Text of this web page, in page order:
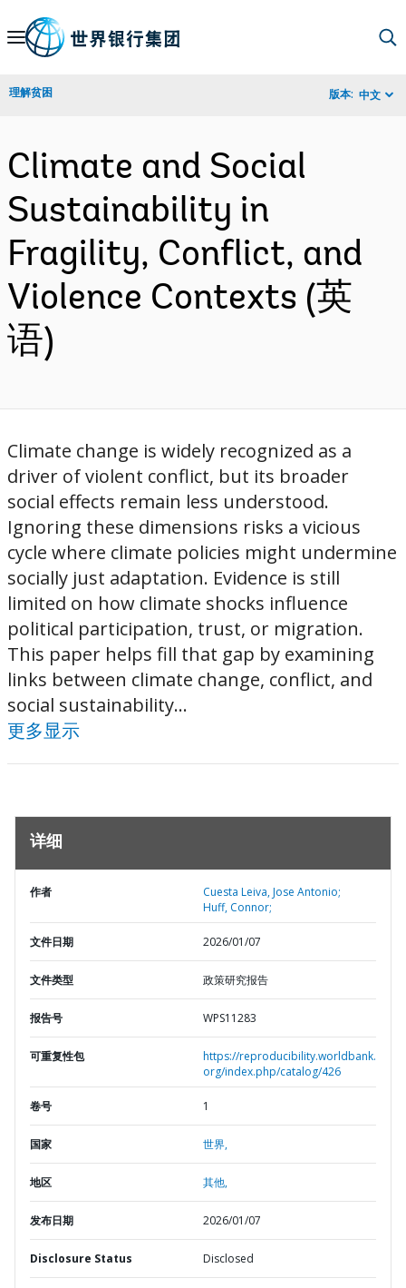
Skip
Navigation
理解贫困 版本: 中文
Climate and Social
Sustainability in
Fragility, Conflict, and
Violence Contexts (英
语)
Climate change is widely recognized as a
driver of violent conflict, but its broader
social effects remain less understood.
Ignoring these dimensions risks a vicious
cycle where climate policies might undermine
socially just adaptation. Evidence is still
limited on how climate shocks influence
political participation, trust, or migration.
This paper helps fill that gap by examining
links between climate change, conflict, and
social sustainability...
更多显示
详细
作者
Cuesta Leiva, Jose Antonio;
Huff, Connor;
文件日期 2026/01/07
文件类型 政策研究报告
报告号 WPS11283
可重复性包
https://reproducibility.worldbank.
org/index.php/catalog/426
卷号 1
国家 世界,
地区 其他,
发布日期 2026/01/07
Disclosure Status Disclosed